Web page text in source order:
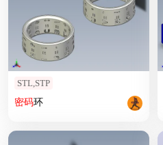
STL,STP
密码环